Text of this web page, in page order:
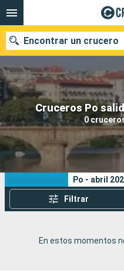
Cruceros Po
0
Encontrar un crucero
Nuestros destinos
Fecha de salida
Puertos
Sus criterios
Po - abril
Filtrar
En estos momentos